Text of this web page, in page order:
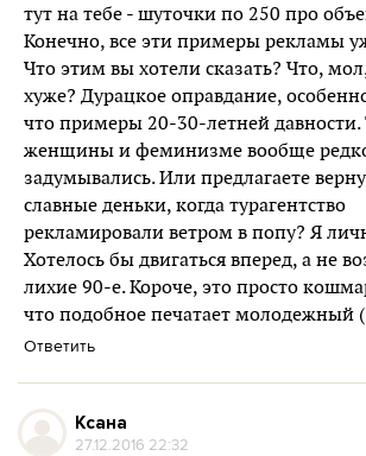
тут на тебе - шуточки по 250 про
Конечно, все эти примеры рекламы
Что этим вы хотели сказать? Что,
хуже? Дурацкое оправдание,
что примеры 20-30-летней давности.
женщины и феминизме вообще
задумывались. Или предлагаете
славные деньки, когда турагентство
рекламировали ветром в попу? Я
Хотелось бы двигаться вперед, а не
лихие 90-е. Короче, это просто
что подобное печатает молодежный
Ответить
Ксана
27.12.2016 22:32